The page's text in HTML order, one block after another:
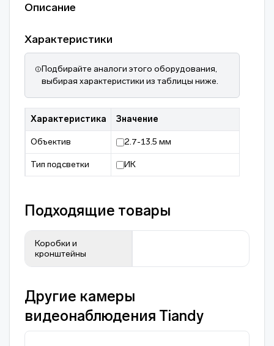
Описание
Характеристики
Подбирайте аналоги этого оборудования,
выбирая характеристики из таблицы ниже.
Характеристика Значение
Объектив 2.7-13.5 мм
Тип подсветки ИК
Подходящие товары
Коробки и
кронштейны
Другие камеры
видеонаблюдения Tiandy